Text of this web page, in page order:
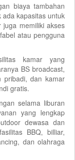
biaya tambahan
kapasitas untuk
memiliki akses
atau pengguna
kamar yang
BS broadcast,
pribadi, dan kamar
gratis.
selama liburan
yang lengkap
dewasa dan
BBQ, billiar,
dan olahraga